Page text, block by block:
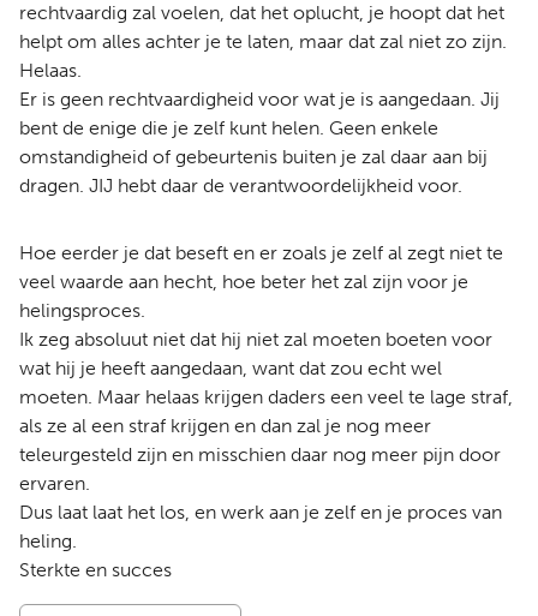
rechtvaardig zal voelen, dat het oplucht, je hoopt dat het
helpt om alles achter je te laten, maar dat zal niet zo zijn.
Helaas.
Er is geen rechtvaardigheid voor wat je is aangedaan. Jij
bent de enige die je zelf kunt helen. Geen enkele
omstandigheid of gebeurtenis buiten je zal daar aan bij
dragen. JIJ hebt daar de verantwoordelijkheid voor.
Hoe eerder je dat beseft en er zoals je zelf al zegt niet te
veel waarde aan hecht, hoe beter het zal zijn voor je
helingsproces.
Ik zeg absoluut niet dat hij niet zal moeten boeten voor
wat hij je heeft aangedaan, want dat zou echt wel
moeten. Maar helaas krijgen daders een veel te lage straf,
als ze al een straf krijgen en dan zal je nog meer
teleurgesteld zijn en misschien daar nog meer pijn door
ervaren.
Dus laat laat het los, en werk aan je zelf en je proces van
heling.
Sterkte en succes